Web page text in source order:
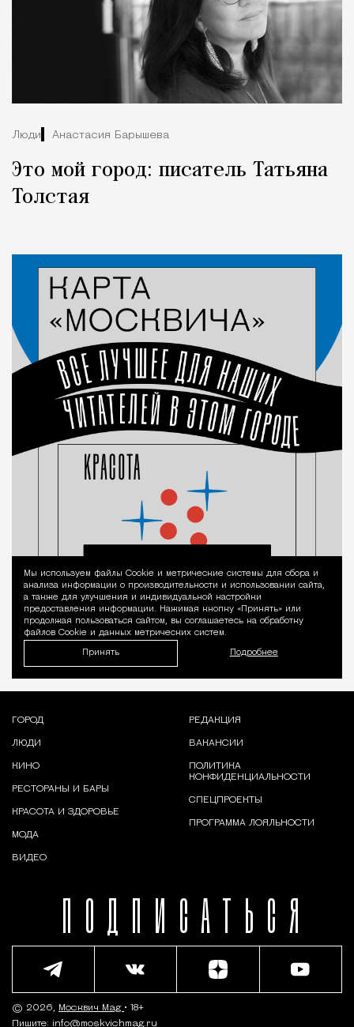
Люди Анастасия Барышева
Это мой город: писатель Татьяна
Толстая
Уведомление
Мы используем файлы Сookie и метрические системы для сбора и
анализа информации о производительности и использовании сайта,
а также для улучшения и индивидуальной настройки
предоставления информации. Нажимая кнопку «Принять» или
продолжая пользоваться сайтом, вы соглашаетесь на обработку
файлов Cookie и данных метрических систем.
Принять Подробнее
ПОДПИСАТЬСЯ
ГОРОД
ЛЮДИ
КИНО
РЕСТОРАНЫ И БАРЫ
КРАСОТА И ЗДОРОВЬЕ
МОДА
ВИДЕО
РЕДАКЦИЯ
ВАКАНСИИ
ПОЛИТИКА
КОНФИДЕНЦИАЛЬНОСТИ
СПЕЦПРОЕКТЫ
ПРОГРАММА ЛОЯЛЬНОСТИ
© 2026, Москвич Mag • 18+
Пишите: info@moskvichmag.ru